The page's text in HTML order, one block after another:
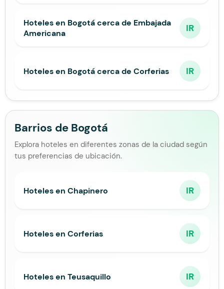
Hoteles en Bogotá cerca de Embajada
Americana
IR
Hoteles en Bogotá cerca de Corferias IR
Barrios de Bogotá
Explora hoteles en diferentes zonas de la ciudad según
tus preferencias de ubicación.
Hoteles en Chapinero IR
Hoteles en Corferias IR
Hoteles en Teusaquillo IR